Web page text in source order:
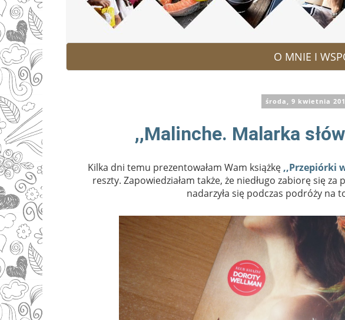
O MNIE I
środa, 9 kwietnia
,,Malinche. Malarka
Kilka dni temu prezentowałam Wam książkę ,,Przepiórki
reszty. Zapowiedziałam także, że niedługo zabiorę się za
nadarzyła się podczas podróży na